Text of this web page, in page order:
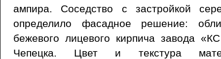
ампира. Соседство с застройкой
определило фасадное решение:
бежевого лицевого кирпича завода
Чепецка. Цвет и текстура